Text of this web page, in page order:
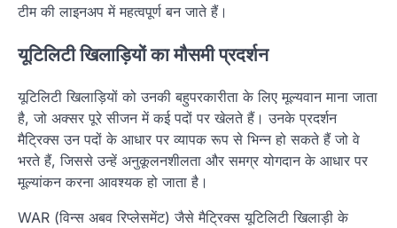
टीम की लाइनअप में महत्वपूर्ण बन जाते हैं।
यूटिलिटी खिलाड़ियों का मौसमी प्रदर्शन
यूटिलिटी खिलाड़ियों को उनकी बहुपरकारीता के लिए मूल्यवान माना जाता
है, जो अक्सर पूरे सीजन में कई पदों पर खेलते हैं। उनके प्रदर्शन
मैट्रिक्स उन पदों के आधार पर व्यापक रूप से भिन्न हो सकते हैं जो वे
भरते हैं, जिससे उन्हें अनुकूलनशीलता और समग्र योगदान के आधार पर
मूल्यांकन करना आवश्यक हो जाता है।
WAR (विन्स अबव रिप्लेसमेंट) जैसे मैट्रिक्स यूटिलिटी खिलाड़ी के